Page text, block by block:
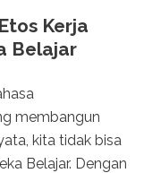
Kerja
Belajar
membangun
kita tidak bisa
Belajar. Dengan